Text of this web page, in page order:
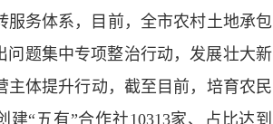
务体系，目前，全市农村土地承包
问题集中专项整治行动，发展壮大新
主体提升行动，截至目前，培育农民
“五有”合作社10313家、占比达到